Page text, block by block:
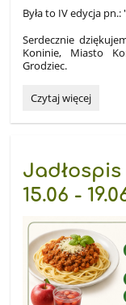
Była to IV edycja
Serdecznie
Koninie, Miasto
Grodziec.
"Szanuj
kręć
konkurs
EKOKAMERA:
Czytaj więcej
15.06 -